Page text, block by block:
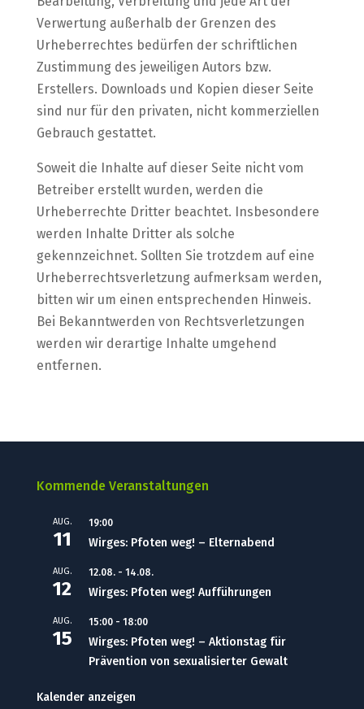
Verwertung außerhalb der Grenzen des
Urheberrechtes bedürfen der schriftlichen
Zustimmung des jeweiligen Autors bzw.
Erstellers. Downloads und Kopien dieser Seite
sind nur für den privaten, nicht kommerziellen
Gebrauch gestattet.
Soweit die Inhalte auf dieser Seite nicht vom
Betreiber erstellt wurden, werden die
Urheberrechte Dritter beachtet. Insbesondere
werden Inhalte Dritter als solche
gekennzeichnet. Sollten Sie trotzdem auf eine
Urheberrechtsverletzung aufmerksam werden,
bitten wir um einen entsprechenden Hinweis.
Bei Bekanntwerden von Rechtsverletzungen
werden wir derartige Inhalte umgehend
entfernen.
Kommende Veranstaltungen
AUG.
11
19:00
Wirges: Pfoten weg! – Elternabend
AUG.
12
12.08.- 14.08.
Wirges: Pfoten weg! Aufführungen
AUG.
15
15:00- 18:00
Wirges: Pfoten weg! – Aktionstag für
Prävention von sexualisierter Gewalt
Kalender anzeigen